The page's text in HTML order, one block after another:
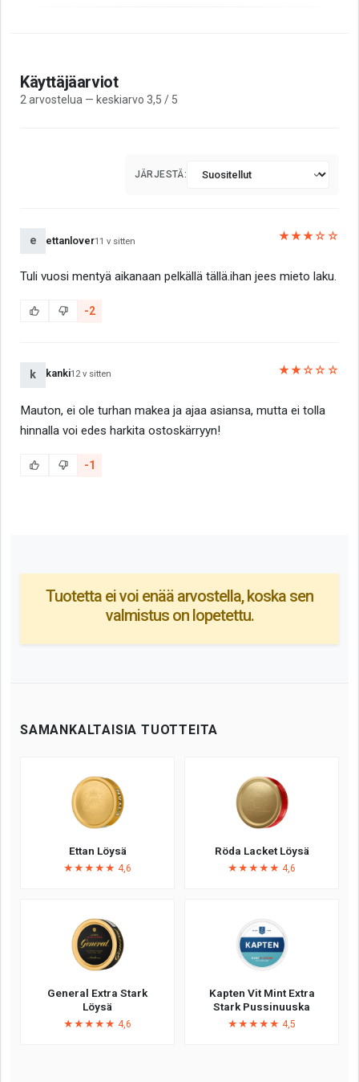
Käyttäjäarviot
2 arvostelua — keskiarvo 3,5 / 5
JÄRJESTÄ:
e ettanlover11 v sitten ★★★☆☆
Tuli vuosi mentyä aikanaan pelkällä tällä.ihan jees mieto laku.
-2
k kanki12 v sitten ★★☆☆☆
Mauton, ei ole turhan makea ja ajaa asiansa, mutta ei tolla
hinnalla voi edes harkita ostoskärryyn!
-1
Tuotetta ei voi enää arvostella, koska sen
valmistus on lopetettu.
SAMANKALTAISIA TUOTTEITA
Ettan Löysä
★★★★★ 4,6
Röda Lacket Löysä
★★★★★ 4,6
General Extra Stark
Löysä
★★★★★ 4,6
Kapten Vit Mint Extra
Stark Pussinuuska
★★★★★ 4,5